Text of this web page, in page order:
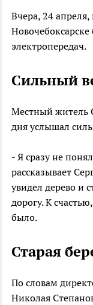
Вчера, 24
электропередач.
Сильный
Местный житель
дня услышал
- Я сразу не
рассказывает
увидел дерево и
дорогу. К
было.
Старая
По словам
Николая